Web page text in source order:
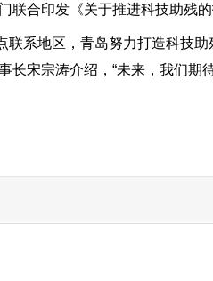
合印发《关于推进科技助残
系地区，青岛努力打造科技助
长宋宗涛介绍，“未来，我们